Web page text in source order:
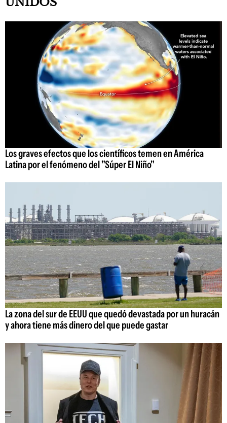
Los graves efectos que los científicos temen en América
Latina por el fenómeno del "Súper El Niño"
La zona del sur de EEUU que quedó devastada por un huracán
y ahora tiene más dinero del que puede gastar